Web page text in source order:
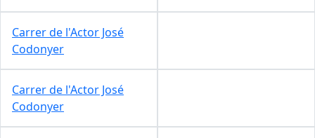
Carrer de l'Actor José
Codonyer
Carrer de l'Actor José
Codonyer